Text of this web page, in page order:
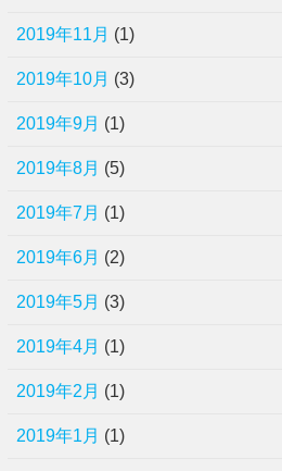
2019年11月 (1)
2019年10月 (3)
2019年9月 (1)
2019年8月 (5)
2019年7月 (1)
2019年6月 (2)
2019年5月 (3)
2019年4月 (1)
2019年2月 (1)
2019年1月 (1)